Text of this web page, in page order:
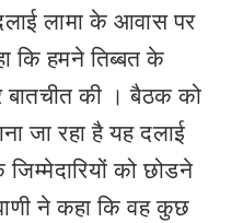
लामा के आवास पर
कि हमने तिब्बत के
की । बैठक को
जा रहा है यह दलाई
जिम्मेदारियों को छोडने
ने कहा कि वह कुछ